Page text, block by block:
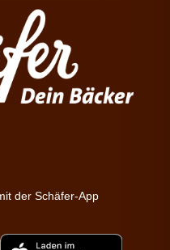
der Schäfer-App